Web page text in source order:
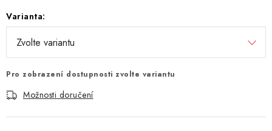
ZNAČKY
Kontakty
Prodejny Volná místa
Varianta:
Pro zobrazení dostupnosti zvolte variantu
Možnosti doručení